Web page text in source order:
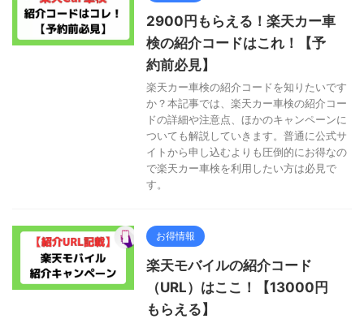
2900円もらえる！楽天カー車
検の紹介コードはこれ！【予
約前必見】
楽天カー車検の紹介コードを知りたいです
か？本記事では、楽天カー車検の紹介コー
ドの詳細や注意点、ほかのキャンペーンに
ついても解説していきます。普通に公式サ
イトから申し込むよりも圧倒的にお得なの
で楽天カー車検を利用したい方は必見で
す。
お得情報
楽天モバイルの紹介コード
（URL）はここ！【13000円
もらえる】